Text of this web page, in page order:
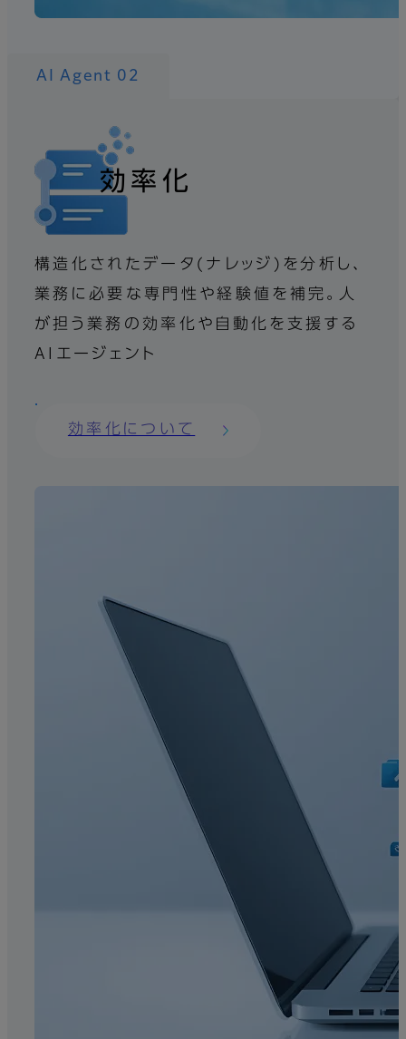
AI Agent 02
効率化
構造化されたデータ(ナレッジ)を分析し、
業務に必要な専門性や経験値を補完。人
が担う業務の効率化や自動化を支援する
AIエージェント
効率化について